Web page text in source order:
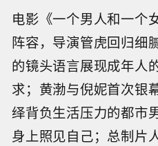
电影《一个男人和一个
阵容，导演管虎回归细
的镜头语言展现成年人
求；黄渤与倪妮首次银
绎背负生活压力的都市
身上照见自己；总制片